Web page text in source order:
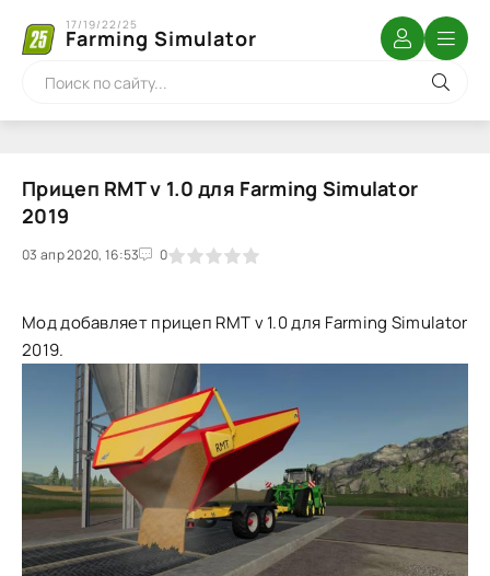
Farming Simulator
17/19/22/25
Прицеп RMT v 1.0 для Farming Simulator
2019
03 апр 2020, 16:53 0
1 2 3 4 5
Мод добавляет прицеп RMT v 1.0 для Farming Simulator
2019.